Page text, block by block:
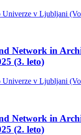
Univerze v Ljubljani
Network in
(3. leto)
Univerze v Ljubljani
Network in
(2. leto)